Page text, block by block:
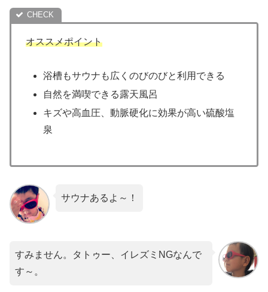
オススメポイント
浴槽もサウナも広くのびのびと利用できる
自然を満喫できる露天風呂
キズや高血圧、動脈硬化に効果が高い硫酸塩
泉
サウナあるよ～！
すみません。タトゥー、イレズミNGなんで
す～。